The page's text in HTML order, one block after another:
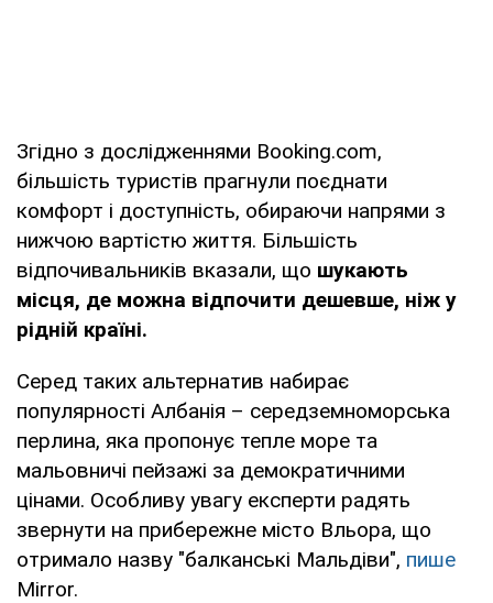
Згідно з дослідженнями Booking.com,
більшість туристів прагнули поєднати
комфорт і доступність, обираючи напрями з
нижчою вартістю життя. Більшість
відпочивальників вказали, що шукають
місця, де можна відпочити дешевше, ніж у
рідній країні.
Серед таких альтернатив набирає
популярності Албанія – середземноморська
перлина, яка пропонує тепле море та
мальовничі пейзажі за демократичними
цінами. Особливу увагу експерти радять
звернути на прибережне місто Вльора, що
отримало назву "балканські Мальдіви", пише
Mirror.